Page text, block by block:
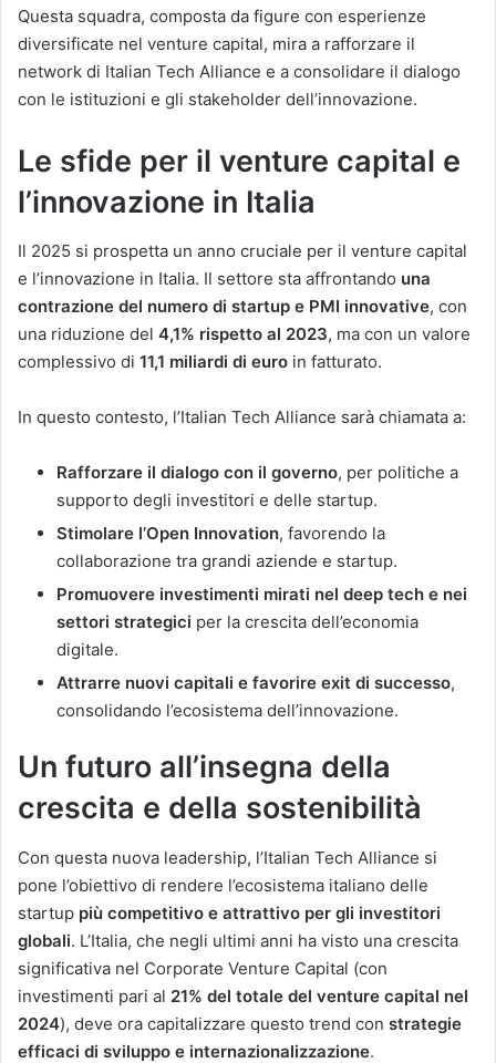
Questa squadra, composta da figure con esperienze
diversificate nel venture capital, mira a rafforzare il
network di Italian Tech Alliance e a consolidare il dialogo
con le istituzioni e gli stakeholder dell’innovazione.
Le sfide per il venture capital e
l’innovazione in Italia
Il 2025 si prospetta un anno cruciale per il venture capital
e l’innovazione in Italia. Il settore sta affrontando una
contrazione del numero di startup e PMI innovative, con
una riduzione del 4,1% rispetto al 2023, ma con un valore
complessivo di 11,1 miliardi di euro in fatturato​.
In questo contesto, l’Italian Tech Alliance sarà chiamata a:
Rafforzare il dialogo con il governo, per politiche a
supporto degli investitori e delle startup.
Stimolare l’Open Innovation, favorendo la
collaborazione tra grandi aziende e startup.
Promuovere investimenti mirati nel deep tech e nei
settori strategici per la crescita dell’economia
digitale.
Attrarre nuovi capitali e favorire exit di successo,
consolidando l’ecosistema dell’innovazione.
Un futuro all’insegna della
crescita e della sostenibilità
Con questa nuova leadership, l’Italian Tech Alliance si
pone l’obiettivo di rendere l’ecosistema italiano delle
startup più competitivo e attrattivo per gli investitori
globali. L’Italia, che negli ultimi anni ha visto una crescita
significativa nel Corporate Venture Capital (con
investimenti pari al 21% del totale del venture capital nel
2024​), deve ora capitalizzare questo trend con strategie
efficaci di sviluppo e internazionalizzazione.